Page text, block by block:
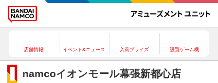
店舗情報 イベント&ニュース 入荷プライズ 設置ゲーム機
namcoイオンモール幕張新都心店